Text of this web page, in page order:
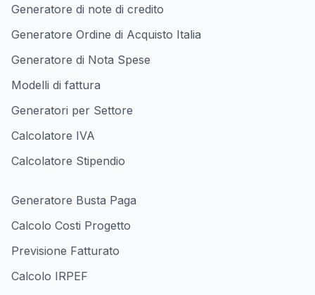
Generatore di note di credito
Generatore Ordine di Acquisto Italia
Generatore di Nota Spese
Modelli di fattura
Generatori per Settore
Calcolatore IVA
Calcolatore Stipendio
Generatore Busta Paga
Calcolo Costi Progetto
Previsione Fatturato
Calcolo IRPEF